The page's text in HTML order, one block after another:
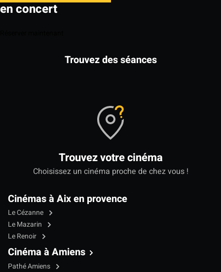
en concert
Trouvez des séances
Trouvez votre cinéma
Choisissez un cinéma proche de chez vous !
Cinémas à Aix en provence
Le Cézanne
Le Mazarin
Le Renoir
Cinéma à Amiens
Pathé Amiens